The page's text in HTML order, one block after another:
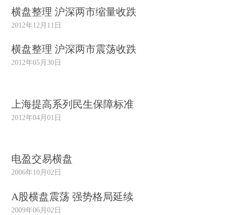
横盘整理 沪深两市缩量收跌
2012年12月11日
横盘整理 沪深两市震荡收跌
2012年05月30日
上海提高系列民生保障标准
2012年04月01日
电盈交易横盘
2006年10月02日
A股横盘震荡 强势格局延续
2009年06月02日